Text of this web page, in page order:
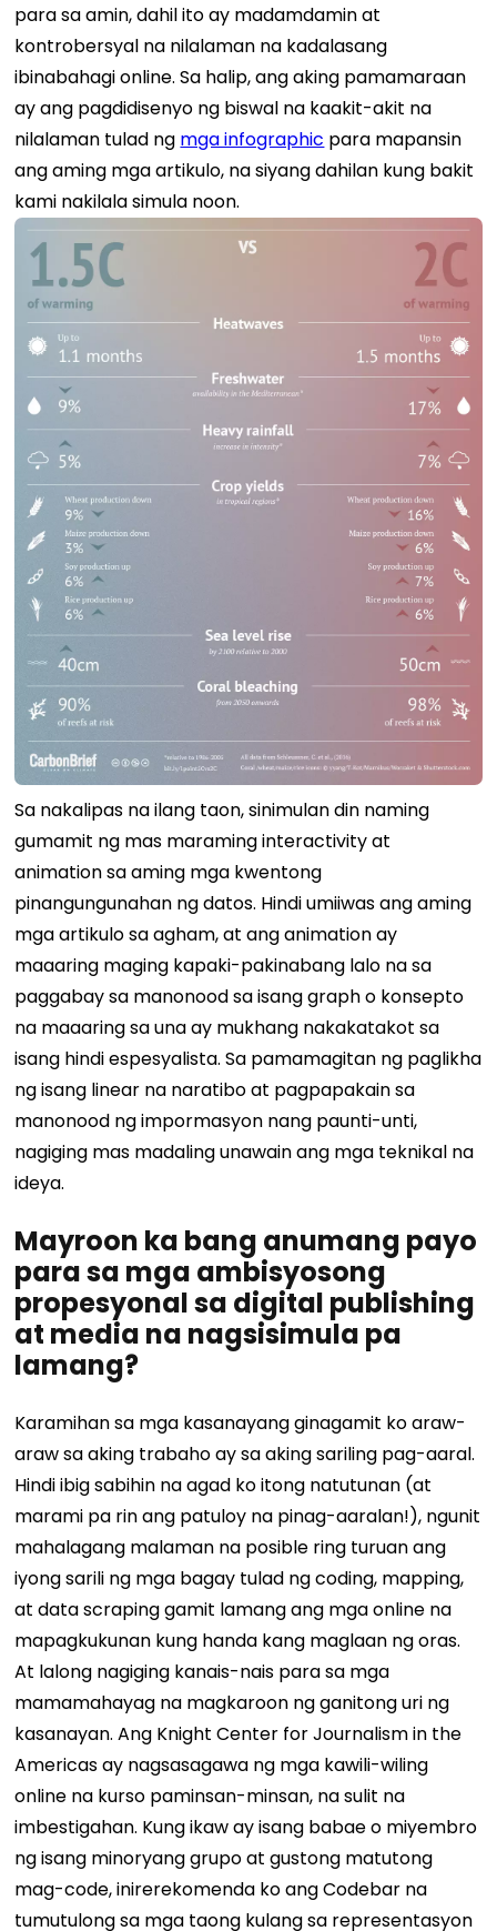
para sa amin, dahil ito ay madamdamin at
kontrobersyal na nilalaman na kadalasang
ibinabahagi online. Sa halip, ang aking pamamaraan
ay ang pagdidisenyo ng biswal na kaakit-akit na
nilalaman tulad ng mga infographic para mapansin
ang aming mga artikulo, na siyang dahilan kung bakit
kami nakilala simula noon.
Sa nakalipas na ilang taon, sinimulan din naming
gumamit ng mas maraming interactivity at
animation sa aming mga kwentong
pinangungunahan ng datos. Hindi umiiwas ang aming
mga artikulo sa agham, at ang animation ay
maaaring maging kapaki-pakinabang lalo na sa
paggabay sa manonood sa isang graph o konsepto
na maaaring sa una ay mukhang nakakatakot sa
isang hindi espesyalista. Sa pamamagitan ng paglikha
ng isang linear na naratibo at pagpapakain sa
manonood ng impormasyon nang paunti-unti,
nagiging mas madaling unawain ang mga teknikal na
ideya.
Mayroon ka bang anumang payo
para sa mga ambisyosong
propesyonal sa digital publishing
at media na nagsisimula pa
lamang?
Karamihan sa mga kasanayang ginagamit ko araw-
araw sa aking trabaho ay sa aking sariling pag-aaral.
Hindi ibig sabihin na agad ko itong natutunan (at
marami pa rin ang patuloy na pinag-aaralan!), ngunit
mahalagang malaman na posible ring turuan ang
iyong sarili ng mga bagay tulad ng coding, mapping,
at data scraping gamit lamang ang mga online na
mapagkukunan kung handa kang maglaan ng oras.
At lalong nagiging kanais-nais para sa mga
mamamahayag na magkaroon ng ganitong uri ng
kasanayan. Ang Knight Center for Journalism in the
Americas ay nagsasagawa ng mga kawili-wiling
online na kurso paminsan-minsan, na sulit na
imbestigahan. Kung ikaw ay isang babae o miyembro
ng isang minoryang grupo at gustong matutong
mag-code, inirerekomenda ko ang Codebar na
tumutulong sa mga taong kulang sa representasyon